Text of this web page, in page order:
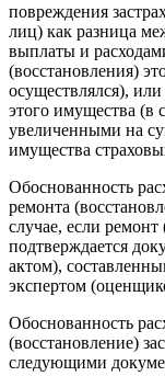
повреждения
лиц) как разница
выплаты и
(восстановления)
осуществлялся),
этого имущества (в
увеличенными на
имущества
Обоснованность
ремонта
случае, если
подтверждается
актом),
экспертом
Обоснованность
(восстановление)
следующими